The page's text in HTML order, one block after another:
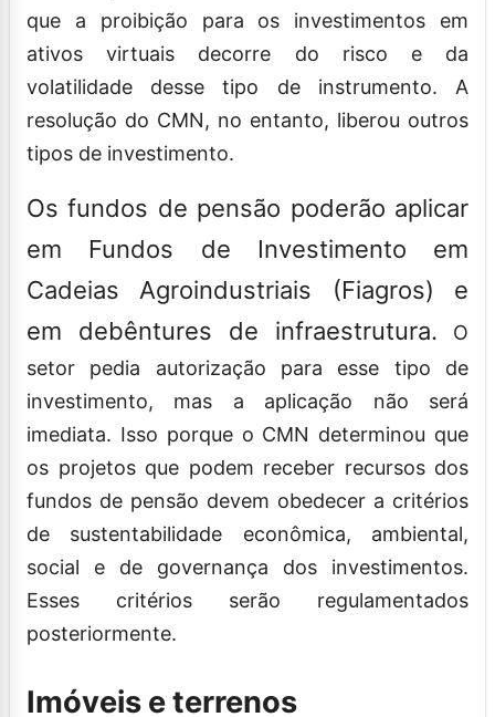
que a proibição para os investimentos em
ativos virtuais decorre do risco e da
volatilidade desse tipo de instrumento. A
resolução do CMN, no entanto, liberou outros
tipos de investimento.
Os fundos de pensão poderão aplicar
em Fundos de Investimento em
Cadeias Agroindustriais (Fiagros) e
em debêntures de infraestrutura. O
setor pedia autorização para esse tipo de
investimento, mas a aplicação não será
imediata. Isso porque o CMN determinou que
os projetos que podem receber recursos dos
fundos de pensão devem obedecer a critérios
de sustentabilidade econômica, ambiental,
social e de governança dos investimentos.
Esses critérios serão regulamentados
posteriormente.
Imóveis e terrenos